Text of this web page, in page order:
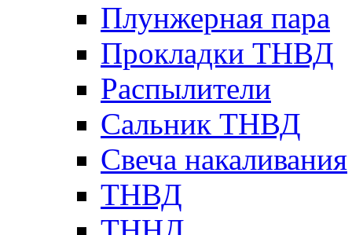
Плунжерная пара
Прокладки ТНВД
Распылители
Сальник ТНВД
Свеча накаливания
ТНВД